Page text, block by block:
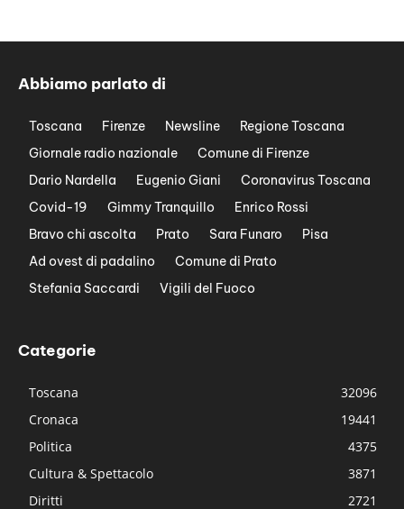
Abbiamo parlato di
Toscana Firenze Newsline
Regione Toscana
Giornale radio nazionale
Comune di Firenze
Dario Nardella
Eugenio Giani
Coronavirus Toscana
Covid-19
Gimmy Tranquillo
Enrico Rossi
Bravo chi ascolta
Prato Sara Funaro
Pisa
Ad ovest di padalino
Comune di Prato
Stefania Saccardi
Vigili del Fuoco
Categorie
Toscana
32096
Cronaca
19441
Politica
4375
Cultura & Spettacolo
3871
Diritti
2721